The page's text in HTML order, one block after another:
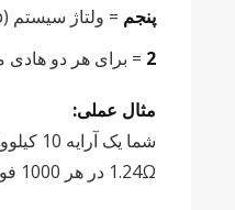
پنجم = ولتاژ سیستم (Vmp برای آرایه، Voc برای انطباق با کد)
2 = برای هر دو
مثال عملی:
1.24Ω در هر 1000 فوت در 75 درجه سانتیگراد):